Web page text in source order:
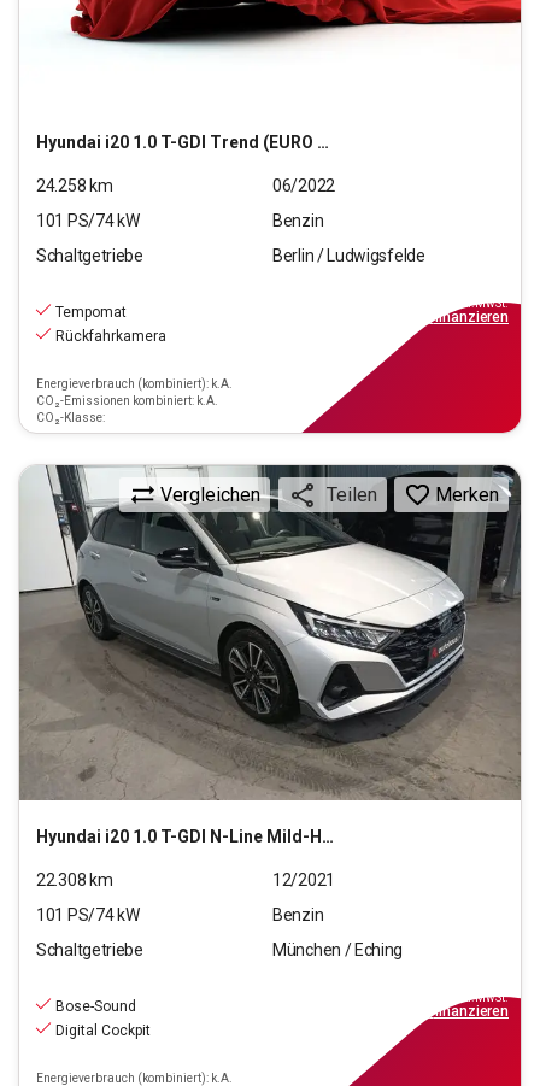
Hyundai i20 1.0 T-GDI Trend (EURO 6d)(OPF)
24.258 km
06/2022
101 PS/74kW
Benzin
Schaltgetriebe
Berlin / Ludwigsfelde
Tempomat
Rückfahrkamera
Energieverbrauch (kombiniert): k.A.
CO₂-Emissionen kombiniert: k.A.
CO₂-Klasse:
inkl.MwSt.
finanzieren
Hyundai i20 1.0 T-GDI N-Line Mild-Hybrid
Vergleichen Teilen Merken
22.308 km
12/2021
101 PS/74kW
Benzin
Schaltgetriebe
München / Eching
Bose-Sound
Digital Cockpit
Energieverbrauch (kombiniert): k.A.
inkl.MwSt.
finanzieren